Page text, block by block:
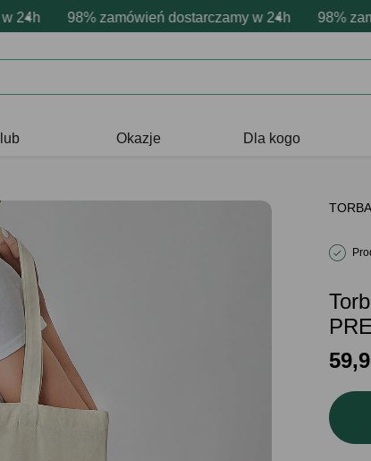
98% zamówień dostarczamy w 24h 98%
personalizacja produktów Profesjonalna i
pozytywne emocje - zawsze udane prezenty
Okazje Dla kogo